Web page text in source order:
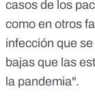
casos de los
como en otros
infección que
bajas que las
la pandemia".